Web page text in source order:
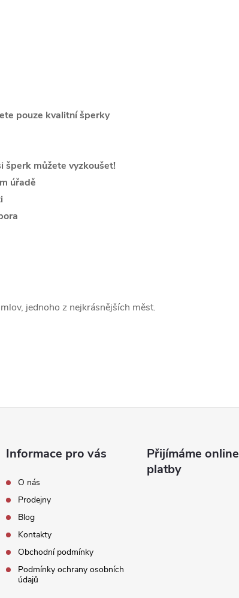
pouze kvalitní šperky
šperk můžete vyzkoušet!
úřadě
jednoho z nejkrásnějších měst.
Informace pro vás
O nás
Prodejny
Blog
Kontakty
Obchodní podmínky
Podmínky ochrany osobních
údajů
Přijímáme online
platby